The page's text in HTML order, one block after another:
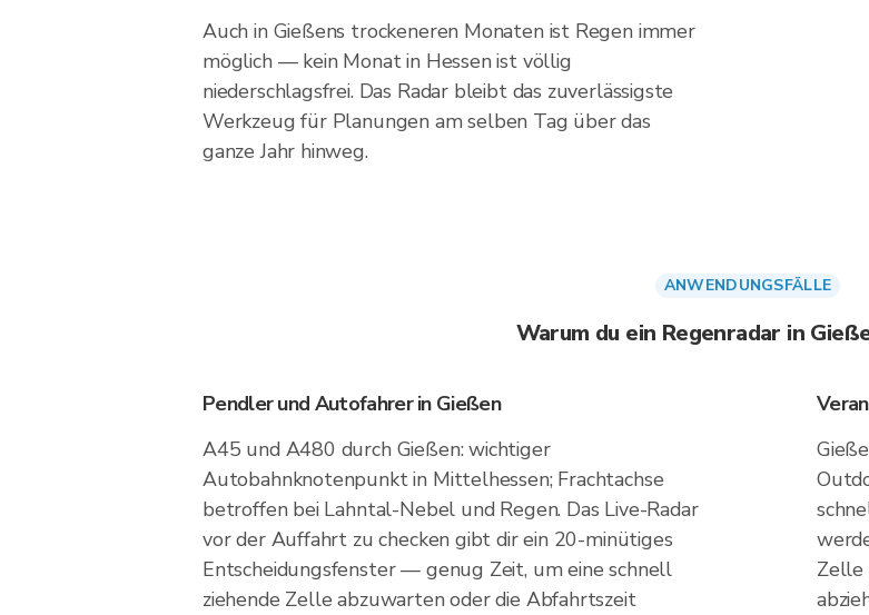
Auch in Gießens trockeneren Monaten ist Regen immer
möglich — kein Monat in Hessen ist völlig
niederschlagsfrei. Das Radar bleibt das zuverlässigste
Werkzeug für Planungen am selben Tag über das
ganze Jahr hinweg.
ANWENDUNGSFÄLLE
Warum du ein Regenradar in
Pendler und Autofahrer in Gießen
A45 und A480 durch Gießen: wichtiger
Autobahnknotenpunkt in Mittelhessen; Frachtachse
betroffen bei Lahntal-Nebel und Regen. Das Live-Radar
vor der Auffahrt zu checken gibt dir ein 20-minütiges
Entscheidungsfenster — genug Zeit, um eine schnell
ziehende Zelle abzuwarten oder die Abfahrtszeit
Zelle